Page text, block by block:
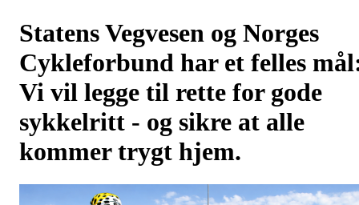
Statens Vegvesen og Norges
Cykleforbund har et felles
Vi vil legge til rette for gode
sykkelritt - og sikre at alle
kommer trygt hjem.